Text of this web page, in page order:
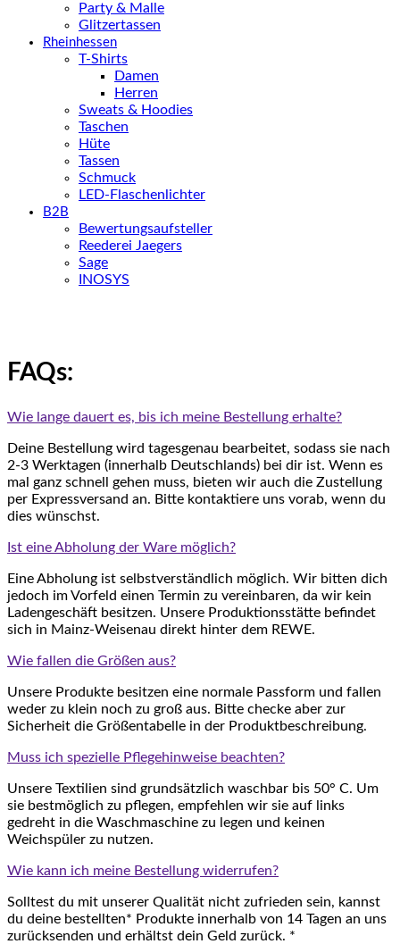
Party & Malle
Glitzertassen
Rheinhessen
T-Shirts
Damen
Herren
Sweats & Hoodies
Taschen
Hüte
Tassen
Schmuck
LED-Flaschenlichter
B2B
Bewertungsaufsteller
Reederei Jaegers
Sage
INOSYS
FAQs:
Wie lange dauert es, bis ich meine Bestellung erhalte?
Deine Bestellung wird tagesgenau bearbeitet, sodass sie nach
2-3 Werktagen (innerhalb Deutschlands) bei dir ist. Wenn es
mal ganz schnell gehen muss, bieten wir auch die Zustellung
per Expressversand an. Bitte kontaktiere uns vorab, wenn du
dies wünschst.
Ist eine Abholung der Ware möglich?
Eine Abholung ist selbstverständlich möglich. Wir bitten dich
jedoch im Vorfeld einen Termin zu vereinbaren, da wir kein
Ladengeschäft besitzen. Unsere Produktionsstätte befindet
sich in Mainz-Weisenau direkt hinter dem REWE.
Wie fallen die Größen aus?
Unsere Produkte besitzen eine normale Passform und fallen
weder zu klein noch zu groß aus. Bitte checke aber zur
Sicherheit die Größentabelle in der Produktbeschreibung.
Muss ich spezielle Pflegehinweise beachten?
Unsere Textilien sind grundsätzlich waschbar bis 50° C. Um
sie bestmöglich zu pflegen, empfehlen wir sie auf links
gedreht in die Waschmaschine zu legen und keinen
Weichspüler zu nutzen.
Wie kann ich meine Bestellung widerrufen?
Solltest du mit unserer Qualität nicht zufrieden sein, kannst
du deine bestellten* Produkte innerhalb von 14 Tagen an uns
zurücksenden und erhältst dein Geld zurück. *